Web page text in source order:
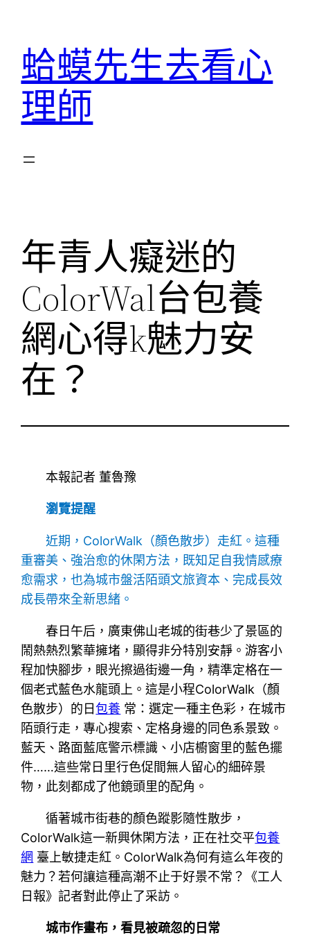
蛤蟆先生去看心
理師
年青人癡迷的
ColorWal台包養
網心得k魅力安
在？
本報記者 董魯豫
瀏覽提醒
近期，ColorWalk（顏色散步）走紅。這種
重審美、強治愈的休閑方法，既知足自我情感療
愈需求，也為城市盤活陌頭文旅資本、完成長效
成長帶來全新思緒。
春日午后，廣東佛山老城的街巷少了景區的
鬧熱熱烈繁華擁堵，顯得非分特別安靜。游客小
程加快腳步，眼光擦過街邊一角，精準定格在一
個老式藍色水龍頭上。這是小程ColorWalk（顏
色散步）的日包養 常：選定一種主色彩，在城市
陌頭行走，專心搜索、定格身邊的同色系景致。
藍天、路面藍底警示標識、小店櫥窗里的藍色擺
件……這些常日里行色促間無人留心的細碎景
物，此刻都成了他鏡頭里的配角。
循著城市街巷的顏色蹤影隨性散步，
ColorWalk這一新興休閑方法，正在社交平包養
網 臺上敏捷走紅。ColorWalk為何有這么年夜的
魅力？若何讓這種高潮不止于好景不常？《工人
日報》記者對此停止了采訪。
城市作畫布，看見被疏忽的日常